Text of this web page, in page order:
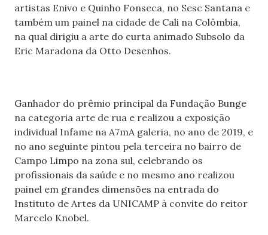
artistas Enivo e Quinho Fonseca, no Sesc Santana e
também um painel na cidade de Cali na Colômbia,
na qual dirigiu a arte do curta animado Subsolo da
Eric Maradona da Otto Desenhos.
Ganhador do prêmio principal da Fundação Bunge
na categoria arte de rua e realizou a exposição
individual Infame na A7mA galeria, no ano de 2019, e
no ano seguinte pintou pela terceira no bairro de
Campo Limpo na zona sul, celebrando os
profissionais da saúde e no mesmo ano realizou
painel em grandes dimensões na entrada do
Instituto de Artes da UNICAMP à convite do reitor
Marcelo Knobel.